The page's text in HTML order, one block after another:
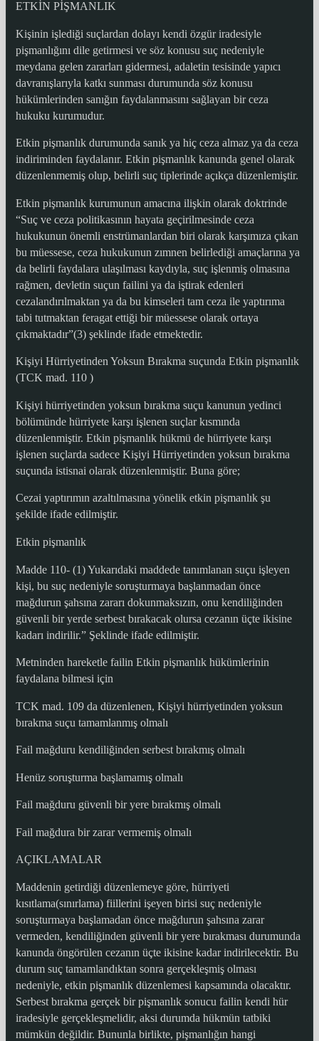
ETKİN PİŞMANLIK
Kişinin işlediği suçlardan dolayı kendi özgür iradesiyle
pişmanlığını dile getirmesi ve söz konusu suç nedeniyle
meydana gelen zararları gidermesi, adaletin tesisinde yapıcı
davranışlarıyla katkı sunması durumunda söz konusu
hükümlerinden sanığın faydalanmasını sağlayan bir ceza
hukuku kurumudur.
Etkin pişmanlık durumunda sanık ya hiç ceza almaz ya da ceza
indiriminden faydalanır. Etkin pişmanlık kanunda genel olarak
düzenlenmemiş olup, belirli suç tiplerinde açıkça düzenlemiştir.
Etkin pişmanlık kurumunun amacına ilişkin olarak doktrinde
“Suç ve ceza politikasının hayata geçirilmesinde ceza
hukukunun önemli enstrümanlardan biri olarak karşımıza çıkan
bu müessese, ceza hukukunun zımnen belirlediği amaçlarına ya
da belirli faydalara ulaşılması kaydıyla, suç işlenmiş olmasına
rağmen, devletin suçun failini ya da iştirak edenleri
cezalandırılmaktan ya da bu kimseleri tam ceza ile yaptırıma
tabi tutmaktan feragat ettiği bir müessese olarak ortaya
çıkmaktadır”(3) şeklinde ifade etmektedir.
Kişiyi Hürriyetinden Yoksun Bırakma suçunda Etkin pişmanlık
(TCK mad. 110 )
Kişiyi hürriyetinden yoksun bırakma suçu kanunun yedinci
bölümünde hürriyete karşı işlenen suçlar kısmında
düzenlenmiştir. Etkin pişmanlık hükmü de hürriyete karşı
işlenen suçlarda sadece Kişiyi Hürriyetinden yoksun bırakma
suçunda istisnai olarak düzenlenmiştir. Buna göre;
Cezai yaptırımın azaltılmasına yönelik etkin pişmanlık şu
şekilde ifade edilmiştir.
Etkin pişmanlık
Madde 110- (1) Yukarıdaki maddede tanımlanan suçu işleyen
kişi, bu suç nedeniyle soruşturmaya başlanmadan önce
mağdurun şahsına zararı dokunmaksızın, onu kendiliğinden
güvenli bir yerde serbest bırakacak olursa cezanın üçte ikisine
kadarı indirilir.” Şeklinde ifade edilmiştir.
Metninden hareketle failin Etkin pişmanlık hükümlerinin
faydalana bilmesi için
TCK mad. 109 da düzenlenen, Kişiyi hürriyetinden yoksun
bırakma suçu tamamlanmış olmalı
Fail mağduru kendiliğinden serbest bırakmış olmalı
Henüz soruşturma başlamamış olmalı
Fail mağduru güvenli bir yere bırakmış olmalı
Fail mağdura bir zarar vermemiş olmalı
AÇIKLAMALAR
Maddenin getirdiği düzenlemeye göre, hürriyeti
kısıtlama(sınırlama) fiillerini işeyen birisi suç nedeniyle
soruşturmaya başlamadan önce mağdurun şahsına zarar
vermeden, kendiliğinden güvenli bir yere bırakması durumunda
kanunda öngörülen cezanın üçte ikisine kadar indirilecektir. Bu
durum suç tamamlandıktan sonra gerçekleşmiş olması
nedeniyle, etkin pişmanlık düzenlemesi kapsamında olacaktır.
Serbest bırakma gerçek bir pişmanlık sonucu failin kendi hür
iradesiyle gerçekleşmelidir, aksi durumda hükmün tatbiki
mümkün değildir. Bununla birlikte, pişmanlığın hangi